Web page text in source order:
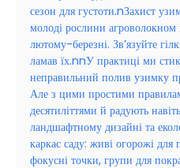
сезон для густоти.nЗахист
молоді рослини агроволокном
лютому-березні. Зв’язуйте
ламав їх.nnУ практиці ми
неправильний полив узимку
Але з цими простими
десятиліттями й радують
ландшафтному дизайні та
каркас саду: живі огорожі для
фокусні точки, групи для